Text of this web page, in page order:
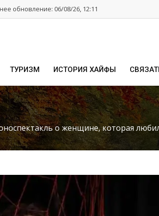
обновление: 06/08/26, 12:11
ТУРИЗМ ИСТОРИЯ ХАЙФЫ
о женщине, которая